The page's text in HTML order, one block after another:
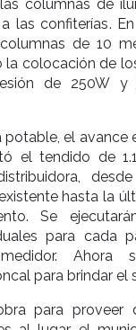
columnas de
las confiterías.
de 10
la colocación de
de 250W y
potable, el avance
el tendido de
hasta la
Se
para cada
medidor.
para brindar el
para proveer